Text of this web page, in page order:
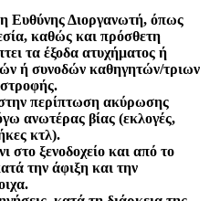
Ευθύνης Διοργανωτή, όπως
καθώς και πρόσθετη
τα έξοδα ατυχήματος ή
ή συνοδών καθηγητών/τριων
περίπτωση ακύρωσης
ανωτέρας βίας (εκλογές,
κτλ).
στο ξενοδοχείο και από το
την άφιξη και την